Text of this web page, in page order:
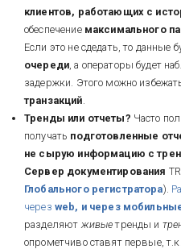
клиентов, работающих с
обеспечение максимального
Если это не сдедать, то данные
очереди, а операторы будет
задержки. Этого можно
транзакций.
Тренды или отчеты? Часто
получать подготовленные
не сырую информацию с
Сервер документирования
Глобального регистратора).
через web, и через
разделяютживыетренды и
опрометчиво ставят первые,